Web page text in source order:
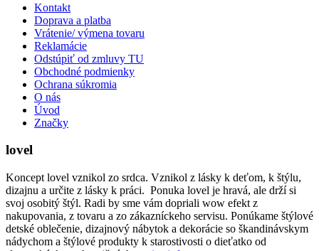
Kontakt
Doprava a platba
Vrátenie/ výmena tovaru
Reklamácie
Odstúpiť od zmluvy TU
Obchodné podmienky
Ochrana súkromia
O nás
Úvod
Značky
lovel
Koncept lovel vznikol zo srdca. Vznikol z lásky k deťom, k štýlu,
dizajnu a určite z lásky k práci. Ponuka lovel je hravá, ale drží si
svoj osobitý štýl. Radi by sme vám dopriali wow efekt z
nakupovania, z tovaru a zo zákazníckeho servisu. Ponúkame štýlové
detské oblečenie, dizajnový nábytok a dekorácie so škandinávskym
nádychom a štýlové produkty k starostivosti o dieťatko od